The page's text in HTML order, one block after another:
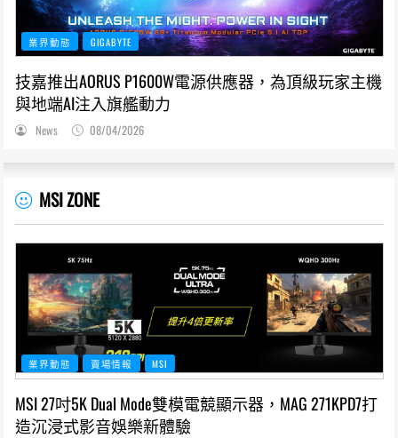
業界動態 GIGABYTE
技嘉推出AORUS P1600W電源供應器，為頂級玩家主機
與地端AI注入旗艦動力
News 08/04/2026
MSI ZONE
業界動態 賣場情報 MSI
MSI 27吋5K Dual Mode雙模電競顯示器，MAG 271KPD7打
造沉浸式影音娛樂新體驗